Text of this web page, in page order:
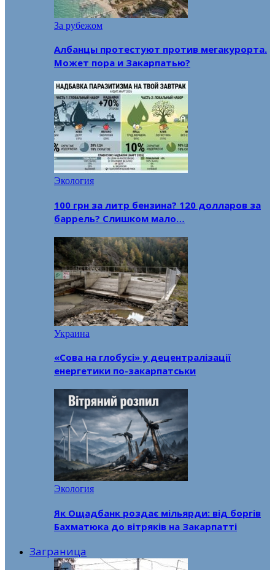
За рубежом
Албанцы протестуют против мегакурорта.
Может пора и Закарпатью?
Экология
100 грн за литр бензина? 120 долларов за
баррель? Слишком мало…
Украина
«Сова на глобусі» у децентралізації
енергетики по-закарпатськи
Экология
Як Ощадбанк роздає мільярди: від боргів
Бахматюка до вітряків на Закарпатті
Заграница